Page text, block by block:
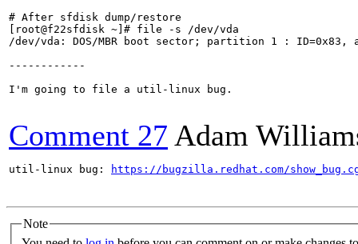
# After sfdisk dump/restore
[root@f22sfdisk ~]# file -s /dev/vda
/dev/vda: DOS/MBR boot sector; partition 1 :
------------
I'm going to file a util-linux bug.
Comment 27 Adam
util-linux bug: https://bugzilla.redhat.com/
Note